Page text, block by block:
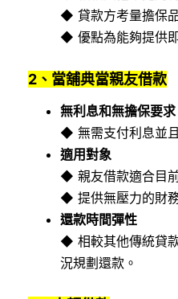
◆ 貸款方考量擔保
◆ 優點為能夠提供
2、當舖典當親友借款
無利息和無擔保要求
◆ 無需支付利息並
適用對象
◆ 親友借款適合目
◆ 提供無壓力的財
還款時間彈性
◆ 相較其他傳統貸
況規劃還款。